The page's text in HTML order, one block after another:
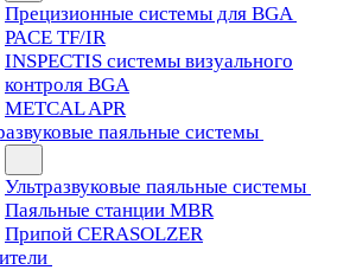
Прецизионные системы для BGA
PACE TF/IR
INSPECTIS системы визуального
контроля BGA
METCAL APR
паяльные системы
Ультразвуковые паяльные системы
Паяльные станции MBR
Припой CERASOLZER